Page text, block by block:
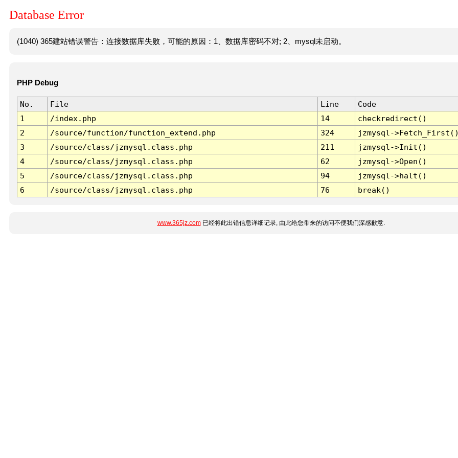
Database Error
(1040) 365建站错误警告：连接数据库失败，可能的原因：1、数据库密码不对; 2、mysql未启动。
PHP Debug
No. File Line
Code
1
/index.php 14
checkredirect()
2
/source/function/function_extend.php 324
jzmysql-
3
/source/class/jzmysql.class.php 211
jzmysql->Init()
4
/source/class/jzmysql.class.php 62
jzmysql->Open()
5
/source/class/jzmysql.class.php 94
jzmysql->halt()
6
/source/class/jzmysql.class.php 76 break()
www.365jz.com已经将此出错信息详细记录, 由此给您带来的访问不便我们深感歉意.